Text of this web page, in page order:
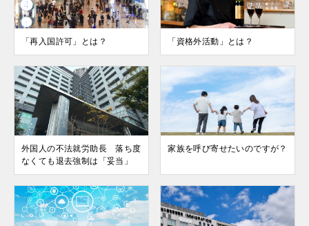
「再入国許可」とは？ 「資格外活動」とは？
外国人の不法就労助長 落ち度
なくても退去強制は「妥当」
家族を呼び寄せたいのですが？